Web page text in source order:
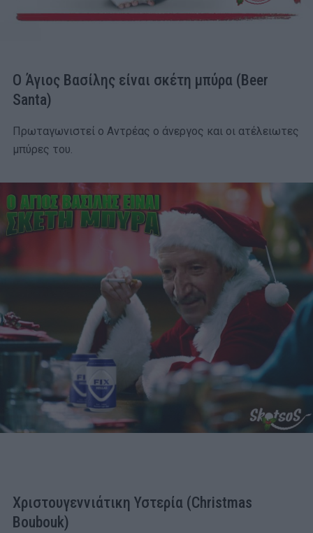
Ο Άγιος Βασίλης είναι σκέτη μπύρα (Beer
Santa)
Πρωταγωνιστεί ο Αντρέας ο άνεργος και οι ατέλειωτες
μπύρες του.
Χριστουγεννιάτικη Υστερία (Christmas
Boubouk)